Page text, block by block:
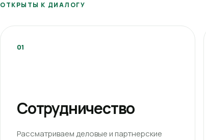
ОТКРЫТЫ К ДИАЛОГУ
01
Сотрудничество
Рассматриваем деловые и партнерские